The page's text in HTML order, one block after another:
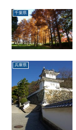
千葉県
兵庫県